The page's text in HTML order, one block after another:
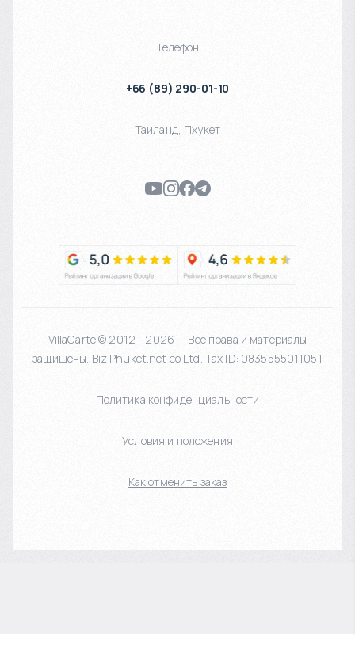
Телефон
+66 (89) 290-01-10
Таиланд, Пхукет
VillaCarte © 2012 - 2026 — Все права и материалы
защищены. Biz Phuket.net co Ltd. Tax ID: 0835555011051
Политика конфиденциальности
Условия и положения
Как отменить заказ